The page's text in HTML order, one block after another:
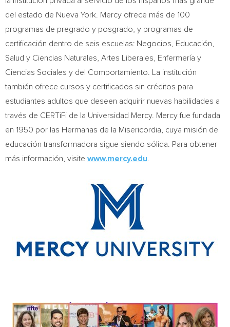
del estado de Nueva York . Mercy ofrece más de 100
programas de pregrado y posgrado, y programas de
certificación dentro de seis escuelas: Negocios, Educación,
Salud y Ciencias Naturales, Artes Liberales, Enfermería y
Ciencias Sociales y del Comportamiento. La institución
también ofrece cursos y certificados sin créditos para
estudiantes adultos que deseen adquirir nuevas habilidades a
través de CERTiFi de la Universidad Mercy. Mercy fue fundada
en 1950 por las Hermanas de la Misericordia, cuya misión de
educación transformadora sigue siendo sólida. Para obtener
más información, visite www.mercy.edu